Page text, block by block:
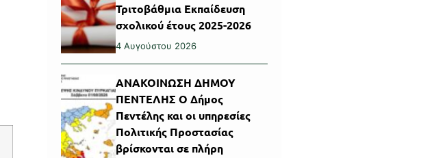
Τριτοβάθμια Εκπαίδευση
σχολικού έτους 2025-2026
4 Αυγούστου 2026
ΑΝΑΚΟΙΝΩΣΗ ΔΗΜΟΥ
ΠΕΝΤΕΛΗΣ Ο Δήμος
Πεντέλης και οι υπηρεσίες
Πολιτικής Προστασίας
βρίσκονται σε πλήρη